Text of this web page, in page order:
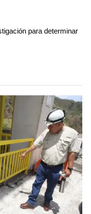
para determinar